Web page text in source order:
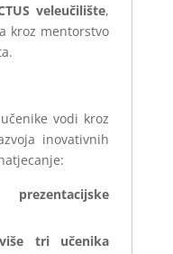
veleučilište,
kroz mentorstvo
vodi kroz
inovativnih
tri učenika